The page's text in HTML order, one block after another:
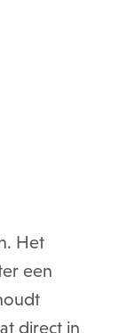
Het
een
direct in